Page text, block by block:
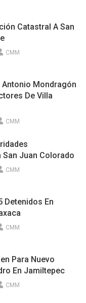
Catastral A San
CMM
Antonio Mondragón
De Villa
CMM
San Juan Colorado
CMM
Detenidos En
CMM
Para Nuevo
En Jamiltepec
CMM